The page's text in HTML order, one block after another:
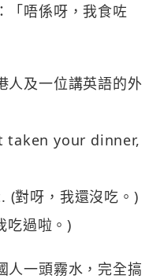
「唔係呀，我食咗
人及一位講英語的外
taken your dinner,
(對呀，我還沒吃。)
吃過啦。)
人一頭霧水，完全搞